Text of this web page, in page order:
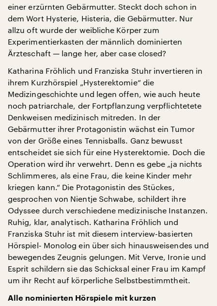
einer erzürnten Gebärmutter. Steckt doch schon in
dem Wort Hysterie, Histeria, die Gebärmutter. Nur
allzu oft wurde der weibliche Körper zum
Experimentierkasten der männlich dominierten
Ärzteschaft — lange her, aber case closed?
Katharina Fröhlich und Franziska Stuhr invertieren in
ihrem Kurzhörspiel „Hysterektomie“ die
Medizingeschichte und legen offen, wie auch heute
noch patriarchale, der Fortpflanzung verpflichtetete
Denkweisen medizinisch mitreden. In der
Gebärmutter ihrer Protagonistin wächst ein Tumor
von der Größe eines Tennisballs. Ganz bewusst
entscheidet sie sich für eine Hysterektomie. Doch die
Operation wird ihr verwehrt. Denn es gebe „ja nichts
Schlimmeres, als eine Frau, die keine Kinder mehr
kriegen kann.“ Die Protagonistin des Stückes,
gesprochen von Nientje Schwabe, schildert ihre
Odyssee durch verschiedene medizinische Instanzen.
Ruhig, klar, analytisch. Katharina Fröhlich und
Franziska Stuhr ist mit diesem interview-basierten
Hörspiel- Monolog ein über sich hinausweisendes und
bewegendes Zeugnis gelungen. Mit Verve, Ironie und
Esprit schildern sie das Schicksal einer Frau im Kampf
um ihr Recht auf körperliche Selbstbestimmtheit.
Alle nominierten Hörspiele mit kurzen